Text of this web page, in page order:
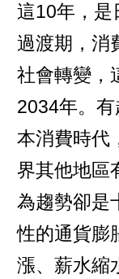
這10年，是
過渡期，消
社會轉變，
2034年。
本消費時代
界其他地區
為趨勢卻是
性的通貨膨
漲、薪水縮